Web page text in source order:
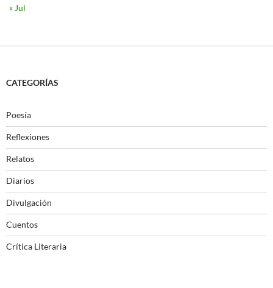
« Jul
CATEGORÍAS
Poesía
Reflexiones
Relatos
Diarios
Divulgación
Cuentos
Crítica Literaria